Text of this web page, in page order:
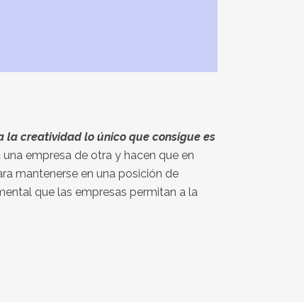
la creatividad lo único que consigue es
empresa de otra y hacen que en
mantenerse en una posición de
que las empresas permitan a la